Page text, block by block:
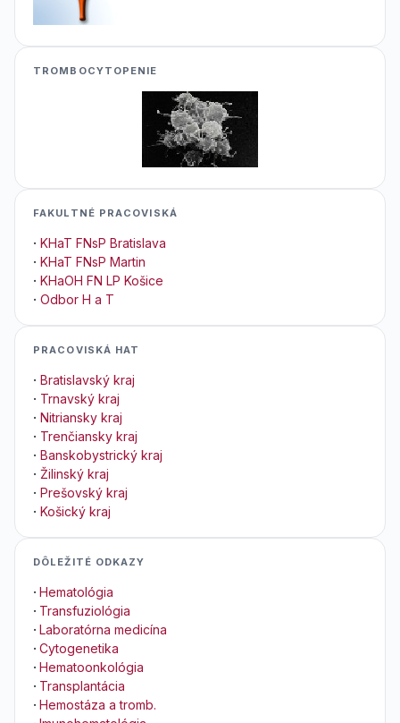
TROMBOCYTOPENIE
FAKULTNÉ PRACOVISKÁ
· KHaT FNsP Bratislava
· KHaT FNsP Martin
· KHaOH FN LP Košice
· Odbor H a T
PRACOVISKÁ HAT
· Bratislavský kraj
· Trnavský kraj
· Nitriansky kraj
· Trenčiansky kraj
· Banskobystrický kraj
· Žilinský kraj
· Prešovský kraj
· Košický kraj
DÔLEŽITÉ ODKAZY
· Hematológia
· Transfuziológia
· Laboratórna medicína
· Cytogenetika
· Hematoonkológia
· Transplantácia
· Hemostáza a tromb.